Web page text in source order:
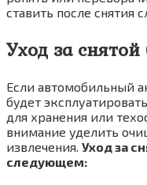
ставить после снятия
Уход за снятой
Если автомобильный
будет
для хранения или
внимание уделить
извлечения. Уход за
следующем: